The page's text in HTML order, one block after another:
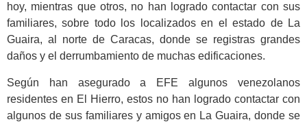
hoy, mientras que otros, no han logrado contactar con sus
familiares, sobre todo los localizados en el estado de La
Guaira, al norte de Caracas, donde se registras grandes
daños y el derrumbamiento de muchas edificaciones.
Según han asegurado a EFE algunos venezolanos
residentes en El Hierro, estos no han logrado contactar con
algunos de sus familiares y amigos en La Guaira, donde se